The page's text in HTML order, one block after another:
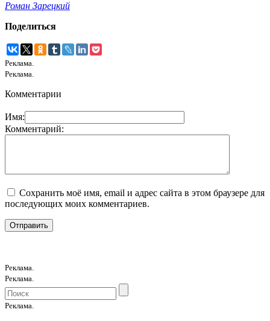
Роман Зарецкий
Поделиться
Реклама.
Реклама.
Комментарии
Имя:
Комментарий:
Сохранить моё имя, email и адрес сайта в этом браузере для
последующих моих комментариев.
Реклама.
Реклама.
Реклама.